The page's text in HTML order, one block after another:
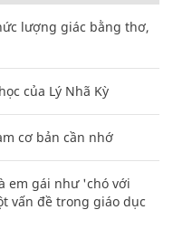
lượng giác bằng thơ,
của Lý Nhã Kỳ
cơ bản cần nhớ
em gái như 'chó với
vấn đề trong giáo dục